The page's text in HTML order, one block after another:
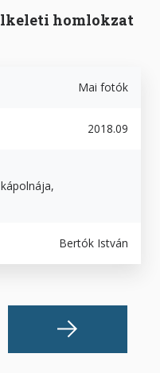
homlokzat
Mai fotók
2018.09
Bertók István